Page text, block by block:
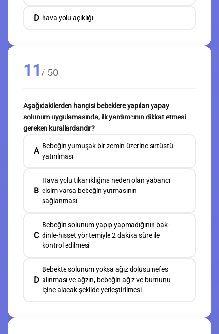
D hava yolu açıklığı
11 / 50
Aşağıdakilerden hangisi bebeklere yapılan yapay
solunum uygulamasında, ilk yardımcının dikkat etmesi
gereken kurallardandır?
A
Bebeğin yumuşak bir zemin üzerine sırtüstü
yatırılması
B
Hava yolu tıkanıklığına neden olan yabancı
cisim varsa bebeğin yutmasının
sağlanması
C
Bebeğin solunum yapıp yapmadığının bak-
dinle-hisset yöntemiyle 2 dakika süre ile
kontrol edilmesi
D
Bebekte solunum yoksa ağız dolusu nefes
alınması ve ağzın, bebeğin ağız ve burnunu
içine alacak şekilde yerleştirilmesi